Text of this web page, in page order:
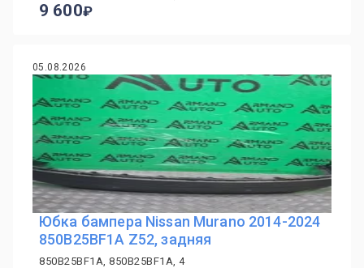
9 600
05.08.2026
Юбка бампера Nissan Murano 2014-2024
850B25BF1A Z52, задняя
850B25BF1A, 850B25BF1A, 4